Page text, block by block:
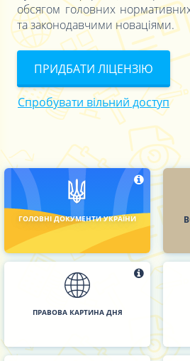
обсягом головних
та законодавчими новаціями.
ПРИДБАТИ ЛІЦЕНЗІЮ
Спробувати вільний доступ
ГОЛОВНІ ДОКУМЕНТИ УКРАЇНИ
ПРАВОВА КАРТИНА ДНЯ